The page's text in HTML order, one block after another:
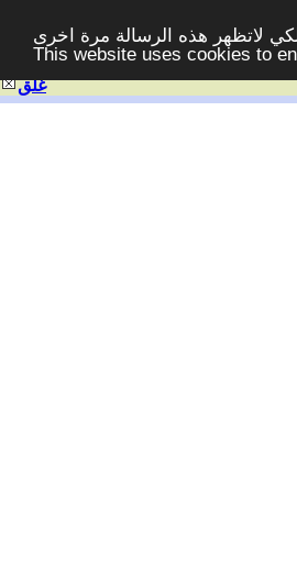
لاتظهر هذه الرسالة مرة اخرى -
This website uses cookies to
غلق